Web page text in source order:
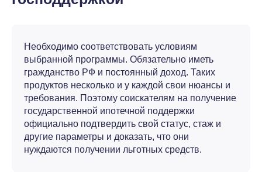
Необходимо соответствовать условиям
выбранной программы. Обязательно иметь
гражданство РФ и постоянный доход. Таких
продуктов несколько и у каждой свои нюансы и
требования. Поэтому соискателям на получение
государственной ипотечной поддержки
официально подтвердить свой статус, стаж и
другие параметры и доказать, что они
нуждаются получении льготных средств.